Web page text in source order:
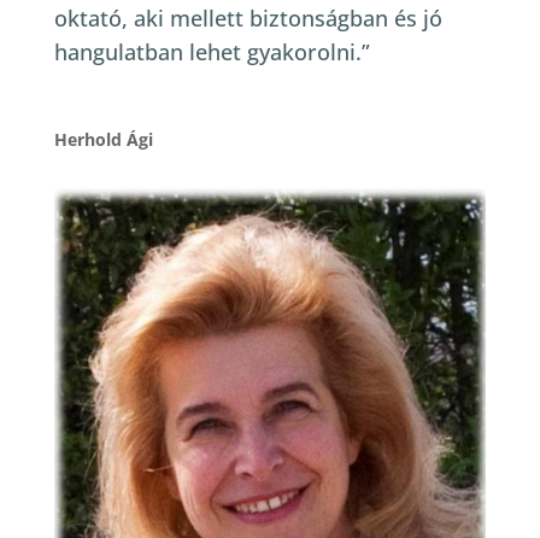
oktató, aki mellett biztonságban és jó
hangulatban lehet gyakorolni.”
Herhold Ági